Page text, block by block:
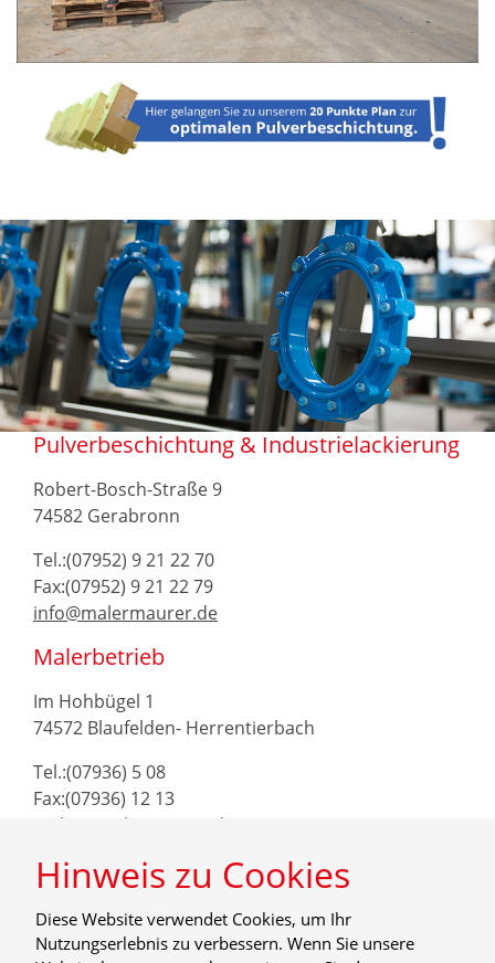
Pulverbeschichtung & Industrielackierung
Robert-Bosch-Straße 9
74582 Gerabronn
Tel.:(07952) 9 21 22 70
Fax:(07952) 9 21 22 79
info@malermaurer.de
Malerbetrieb
Im Hohbügel 1
74572 Blaufelden- Herrentierbach
Tel.:(07936) 5 08
Fax:(07936) 12 13
maler@malermaurer.de
Hinweis zu Cookies
Diese Website verwendet Cookies, um Ihr
Nutzungserlebnis zu verbessern. Wenn Sie unsere